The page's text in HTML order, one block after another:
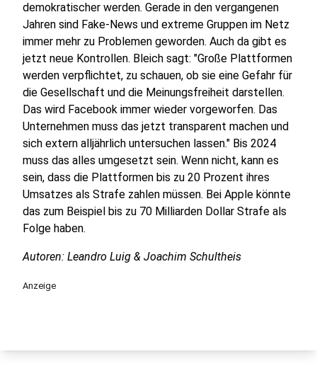
demokratischer werden. Gerade in den vergangenen
Jahren sind Fake-News und extreme Gruppen im Netz
immer mehr zu Problemen geworden. Auch da gibt es
jetzt neue Kontrollen. Bleich sagt: "Große Plattformen
werden verpflichtet, zu schauen, ob sie eine Gefahr für
die Gesellschaft und die Meinungsfreiheit darstellen.
Das wird Facebook immer wieder vorgeworfen. Das
Unternehmen muss das jetzt transparent machen und
sich extern alljährlich untersuchen lassen." Bis 2024
muss das alles umgesetzt sein. Wenn nicht, kann es
sein, dass die Plattformen bis zu 20 Prozent ihres
Umsatzes als Strafe zahlen müssen. Bei Apple könnte
das zum Beispiel bis zu 70 Milliarden Dollar Strafe als
Folge haben.
Autoren: Leandro Luig & Joachim Schultheis
Anzeige